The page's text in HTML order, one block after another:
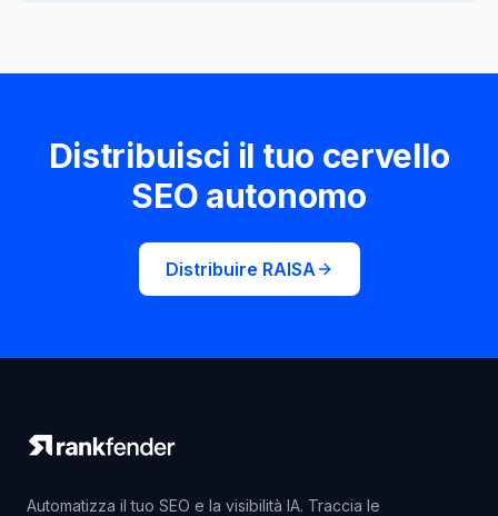
Distribuisci il tuo cervello
SEO autonomo
Distribuire RAISA
Automatizza il tuo SEO e la visibilità IA. Traccia le